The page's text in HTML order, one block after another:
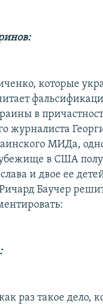
которые
в
журналиста
МИДа,
в США
и двое ее
Баучер
раз такое дело,